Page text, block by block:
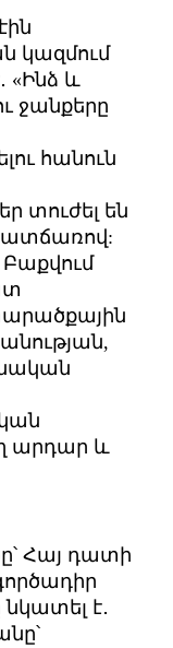
կազմում
«Ինձ և
ջանքերը
հանուն
տուժել են
արդար և
Հայ դատի
է․